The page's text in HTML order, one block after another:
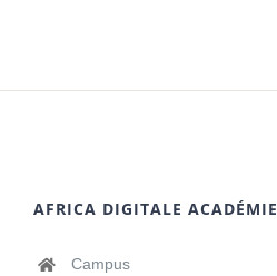
AFRICA DIGITALE ACADÉMIE
Campus